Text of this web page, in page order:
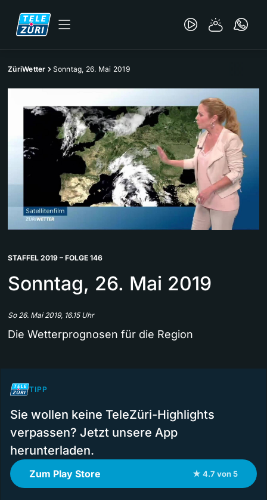
ZüriWetter Sonntag, 26. Mai 2019
STAFFEL 2019 – FOLGE 146
Sonntag, 26. Mai 2019
So 26. Mai 2019, 16.15 Uhr
Die Wetterprognosen für die Region
TIPP
Sie wollen keine TeleZüri-Highlights
verpassen? Jetzt unsere App
herunterladen.
Zum Play Store ★ 4.7 von 5